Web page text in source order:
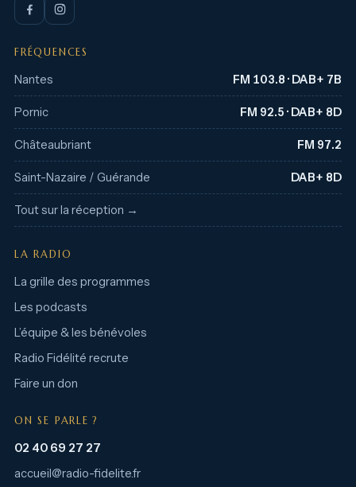
FRÉQUENCES
Nantes FM 103.8 · DAB+ 7B
Pornic FM 92.5 · DAB+ 8D
Châteaubriant FM 97.2
Saint-Nazaire / Guérande DAB+ 8D
Tout sur la réception →
LA RADIO
La grille des programmes
Les podcasts
L’équipe & les bénévoles
Radio Fidélité recrute
Faire un don
ON SE PARLE ?
02 40 69 27 27
accueil@radio-fidelite.fr